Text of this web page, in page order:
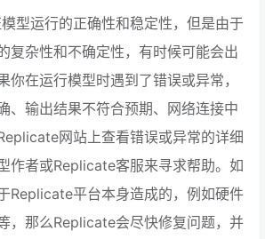
型运行的正确性和稳定性，但是由于
复杂性和不确定性，有时候可能会出
你在运行模型时遇到了错误或异常，
、输出结果不符合预期、网络连接中
网站上查看错误或异常的详细
作者或Replicate客服来寻求帮助。如
Replicate平台本身造成的，例如硬件
，那么Replicate会尽快修复问题，并